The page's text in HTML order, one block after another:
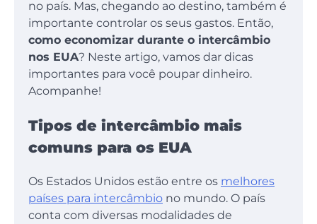
no país. Mas, chegando ao destino, também é
importante controlar os seus gastos. Então,
como economizar durante o intercâmbio
nos EUA? Neste artigo, vamos dar dicas
importantes para você poupar dinheiro.
Acompanhe!
Tipos de intercâmbio mais
comuns para os EUA
Os Estados Unidos estão entre os melhores
países para intercâmbio no mundo. O país
conta com diversas modalidades de